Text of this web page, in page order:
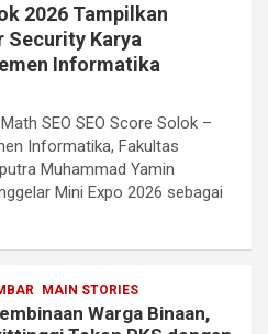
2026 Tampilkan
Security Karya
Informatika
SEO SEO Score Solok –
Informatika, Fakultas
Muhammad Yamin
Mini Expo 2026 sebagai
MAIN STORIES
Warga Binaan,